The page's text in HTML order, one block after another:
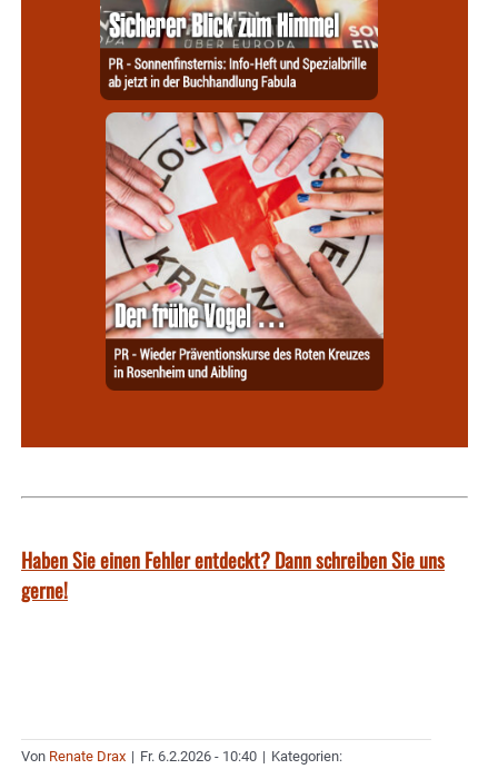
Haben Sie einen Fehler entdeckt? Dann schreiben Sie uns
gerne!
Von Renate Drax | Fr. 6.2.2026 - 10:40 | Kategorien: